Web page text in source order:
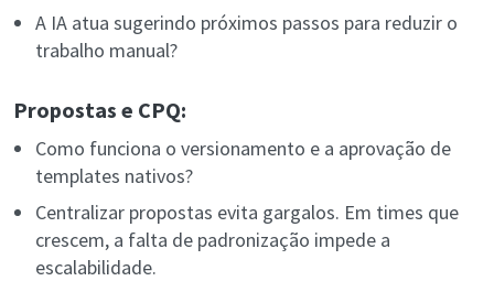
A IA atua sugerindo próximos passos para reduzir o
trabalho manual?
Propostas e CPQ:
Como funciona o versionamento e a aprovação de
templates nativos?
Centralizar propostas evita gargalos. Em times que
crescem, a falta de padronização impede a
escalabilidade.